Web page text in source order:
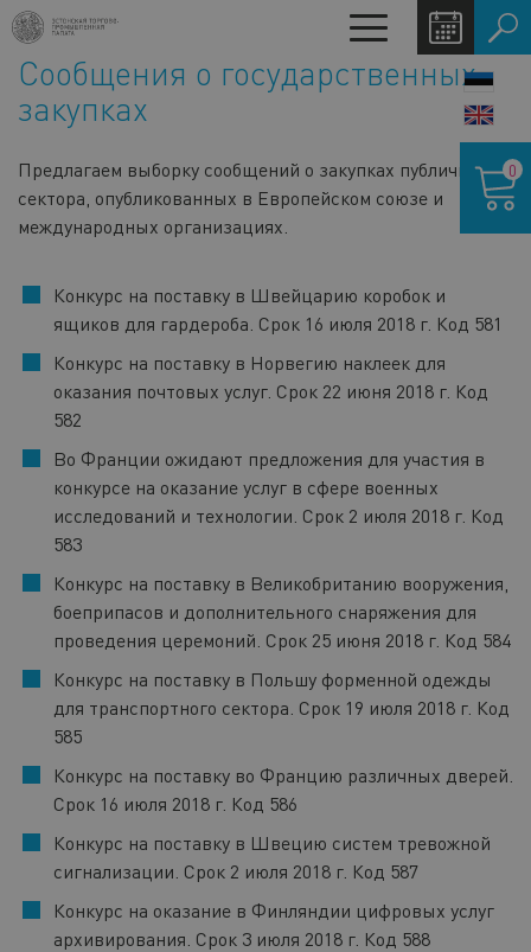
Перейти
основному
содержанию
Toggle
navigation
Сообщения о государственных
закупках
Предлагаем выборку сообщений о закупках публичного
сектора, опубликованных в Европейском союзе и
международных организациях.
Конкурс на поставку в Швейцарию коробок и
ящиков для гардероба. Срок 16 июля 2018 г. Код 581
Конкурс на поставку в Норвегию наклеек для
оказания почтовых услуг. Срок 22 июня 2018 г. Код
582
Во Франции ожидают предложения для участия в
конкурсе на оказание услуг в сфере военных
исследований и технологии. Срок 2 июля 2018 г. Код
583
Конкурс на поставку в Великобританию вооружения,
боеприпасов и дополнительного снаряжения для
проведения церемоний. Срок 25 июня 2018 г. Код 584
Конкурс на поставку в Польшу форменной одежды
для транспортного сектора. Срок 19 июля 2018 г. Код
585
Конкурс на поставку во Францию различных дверей.
Срок 16 июля 2018 г. Код 586
Конкурс на поставку в Швецию систем тревожной
сигнализации. Срок 2 июля 2018 г. Код 587
Конкурс на оказание в Финляндии цифровых услуг
архивирования. Срок 3 июля 2018 г. Код 588
Корзина
0